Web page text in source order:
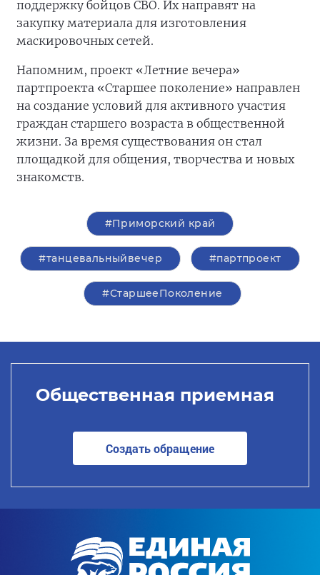
поддержку бойцов СВО. Их направят на
закупку материала для изготовления
маскировочных сетей.
Напомним, проект «Летние вечера»
партпроекта «Старшее поколение» направлен
на создание условий для активного участия
граждан старшего возраста в общественной
жизни. За время существования он стал
площадкой для общения, творчества и новых
знакомств.
#Приморский край
#танцевальныйвечер #партпроект
#СтаршееПоколение
Общественная приемная
Создать обращение